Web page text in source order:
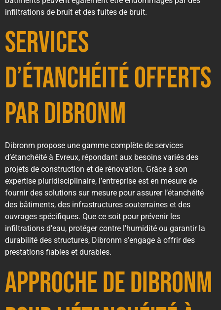
infiltrations de bruit et des fuites de bruit.
Services
d’Étanchéité offerts
par Dibronm
Dibronm propose une gamme complète de services
d’étanchéité à Evreux, répondant aux besoins variés des
projets de construction et de rénovation. Grâce à son
expertise pluridisciplinaire, l’entreprise est en mesure de
fournir des solutions sur mesure pour assurer l’étanchéité
des bâtiments, des infrastructures souterraines et des
ouvrages spécifiques. Que ce soit pour prévenir les
infiltrations d’eau, protéger contre l’humidité ou garantir la
durabilité des structures, Dibronm s’engage à offrir des
prestations fiables et durables.
Approche de Dibronm